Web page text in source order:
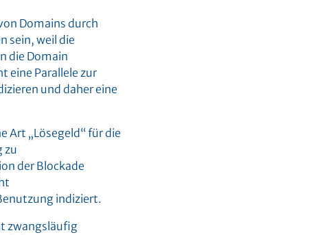
Domains durch
sein, weil die
die Domain
eine Parallele zur
und daher eine
Art „Lösegeld“ für die
zu
der Blockade
indiziert.
zwangsläufig